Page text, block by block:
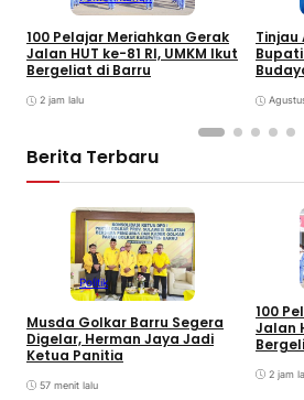
100 Pelajar Meriahkan Gerak
Jalan HUT ke-81 RI, UMKM Ikut
Bergeliat di Barru
2 jam lalu
Tinjau
Berita Terbaru
Politik
Musda Golkar Barru Segera
Digelar, Herman Jaya Jadi
Ketua Panitia
57 menit lalu
100
Jalan
2 jam